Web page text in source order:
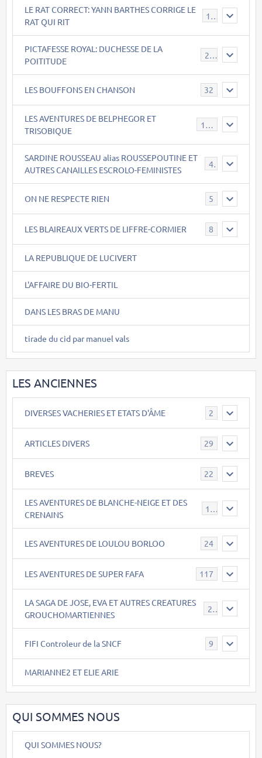
LE RAT CORRECT: YANN BARTHES CORRIGE LE
RAT QUI RIT
15
PICTAFESSE ROYAL: DUCHESSE DE LA
POITITUDE
23
LES BOUFFONS EN CHANSON 32
LES AVENTURES DE BELPHEGOR ET
TRISOBIQUE
147
SARDINE ROUSSEAU alias ROUSSEPOUTINE ET
AUTRES CANAILLES ESCROLO-FEMINISTES
40
ON NE RESPECTE RIEN 5
LES BLAIREAUX VERTS DE LIFFRE-CORMIER 8
LA REPUBLIQUE DE LUCIVERT
L'AFFAIRE DU BIO-FERTIL
DANS LES BRAS DE MANU
tirade du cid par manuel vals
LES ANCIENNES
DIVERSES VACHERIES ET ETATS D'ÂME 2
ARTICLES DIVERS 29
BREVES 22
LES AVENTURES DE BLANCHE-NEIGE ET DES
CRENAINS
17
LES AVENTURES DE LOULOU BORLOO 24
LES AVENTURES DE SUPER FAFA 117
LA SAGA DE JOSE, EVA ET AUTRES CREATURES
GROUCHOMARTIENNES
26
FIFI Controleur de la SNCF 9
MARIANNE2 ET ELIE ARIE
QUI SOMMES NOUS
QUI SOMMES NOUS?